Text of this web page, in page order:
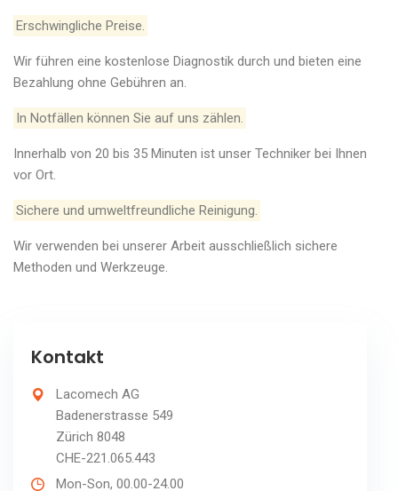
Erschwingliche Preise.
Wir führen eine kostenlose Diagnostik durch und bieten eine
Bezahlung ohne Gebühren an.
In Notfällen können Sie auf uns zählen.
Innerhalb von 20 bis 35 Minuten ist unser Techniker bei Ihnen
vor Ort.
Sichere und umweltfreundliche Reinigung.
Wir verwenden bei unserer Arbeit ausschließlich sichere
Methoden und Werkzeuge.
Kontakt
Lacomech AG
Badenerstrasse 549
Zürich 8048
CHE-221.065.443
Mon-Son, 00.00-24.00